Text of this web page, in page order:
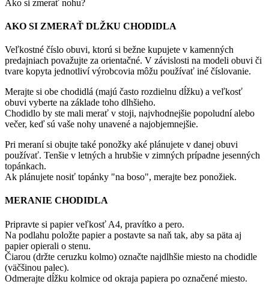
Ako si zmerať nohu?
AKO SI ZMERAŤ DLŽKU CHODIDLA
Veľkostné číslo obuvi, ktorú si bežne kupujete v kamenných
predajniach považujte za orientačné. V závislosti na modeli obuvi či
tvare kopyta jednotliví výrobcovia môžu používať iné číslovanie.
Merajte si obe chodidlá (majú často rozdielnu dĺžku) a veľkosť
obuvi vyberte na základe toho dlhšieho.
Chodidlo by ste mali merať v stoji, najvhodnejšie popoludní alebo
večer, keď sú vaše nohy unavené a najobjemnejšie.
Pri meraní si obujte také ponožky aké plánujete v danej obuvi
používať. Tenšie v letných a hrubšie v zimných prípadne jesenných
topánkach.
Ak plánujete nosiť topánky "na boso", merajte bez ponožiek.
MERANIE CHODIDLA
Pripravte si papier veľkosť A4, pravítko a pero.
Na podlahu položte papier a postavte sa naň tak, aby sa päta aj
papier opierali o stenu.
Čiarou (držte ceruzku kolmo) označte najdlhšie miesto na chodidle
(väčšinou palec).
Odmerajte dĺžku kolmice od okraja papiera po označené miesto.